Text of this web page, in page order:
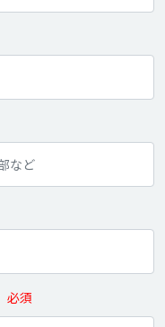
必須